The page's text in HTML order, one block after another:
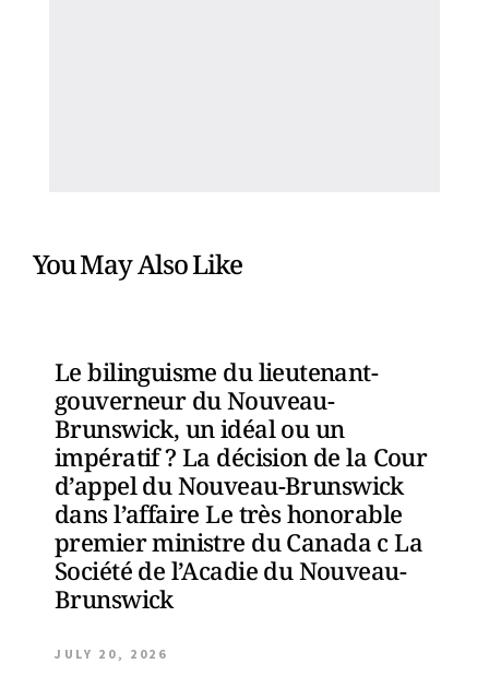
You May Also Like
Le bilinguisme du lieutenant-
gouverneur du Nouveau-
Brunswick, un idéal ou un
impératif ? La décision de la Cour
d’appel du Nouveau-Brunswick
dans l’affaire Le très honorable
premier ministre du Canada c La
Société de l’Acadie du Nouveau-
Brunswick
JULY 20, 2026